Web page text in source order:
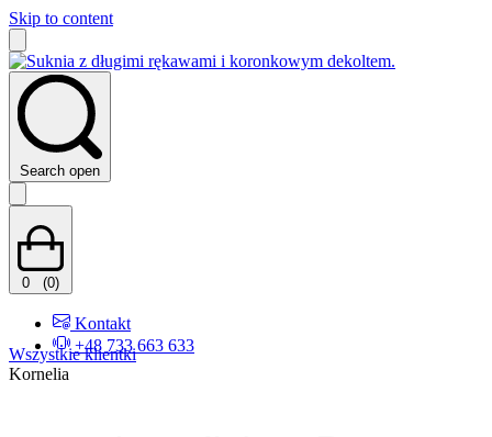
Skip to content
Search open
0 (0)
Kontakt
+48 733 663 633
Wszystkie klientki
Kornelia